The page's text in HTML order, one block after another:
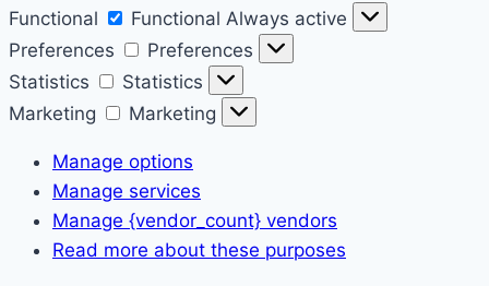
Functional
Functional Always active
Preferences
Preferences
Statistics
Statistics
Marketing
Marketing
Manage options
Manage services
Manage {vendor_count} vendors
Read more about these purposes